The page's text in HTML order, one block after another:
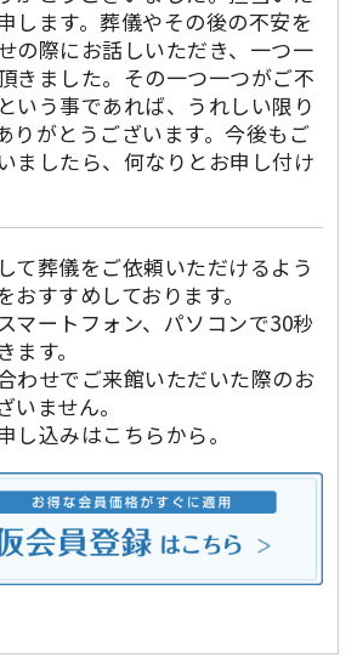
します。葬儀やその後の不安を
の際にお話しいただき、一つ一
きました。その一つ一つがご不
いう事であれば、うれしい限り
りがとうございます。今後もご
ましたら、何なりとお申し付け
て葬儀をご依頼いただけるよう
おすすめしております。
マートフォン、パソコンで30秒
す。
わせでご来館いただいた際のお
いません。
し込みはこちらから。